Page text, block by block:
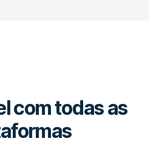
com todas as